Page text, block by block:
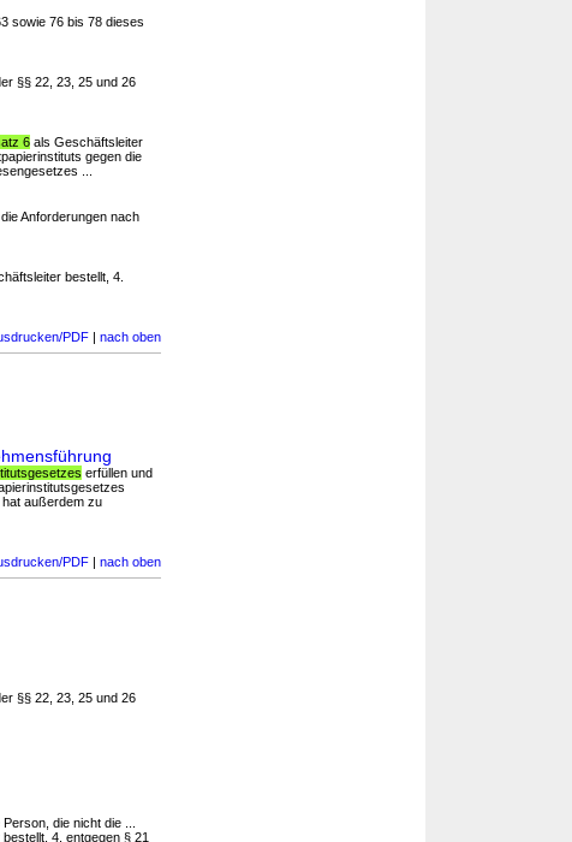
sowie 76 bis 78 dieses
§§ 22, 23, 25 und 26
6 als Geschäftsleiter
gegen die
...
Anforderungen nach
bestellt, 4.
PDF | nach oben
erfüllen und
außerdem zu
PDF | nach oben
§§ 22, 23, 25 und 26
die nicht die ...
4. entgegen § 21